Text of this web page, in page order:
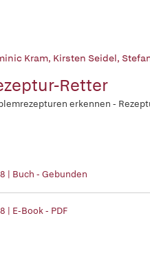
Kram, Kirsten Seidel,
Retter
erkennen -
| Buch - Gebunden
| E-Book - PDF